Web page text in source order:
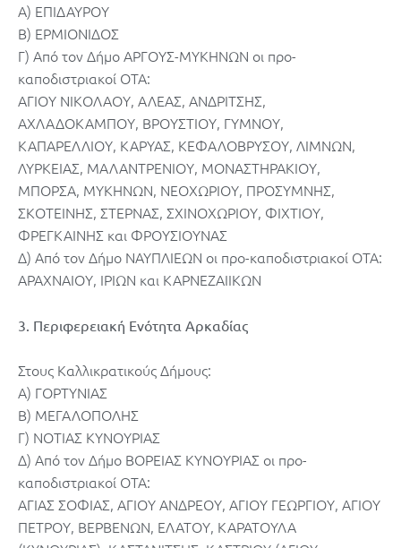
Α) ΕΠΙΔΑΥΡΟΥ
Β) ΕΡΜΙΟΝΙΔΟΣ
Γ) Από τον Δήμο ΑΡΓΟΥΣ-ΜΥΚΗΝΩΝ οι προ-
καποδιστριακοί ΟΤΑ:
ΑΓΙΟΥ ΝΙΚΟΛΑΟΥ, ΑΛΕΑΣ, ΑΝΔΡΙΤΣΗΣ,
ΑΧΛΑΔΟΚΑΜΠΟΥ, ΒΡΟΥΣΤΙΟΥ, ΓΥΜΝΟΥ,
ΚΑΠΑΡΕΛΛΙΟΥ, ΚΑΡΥΑΣ, ΚΕΦΑΛΟΒΡΥΣΟΥ, ΛΙΜΝΩΝ,
ΛΥΡΚΕΙΑΣ, ΜΑΛΑΝΤΡΕΝΙΟΥ, ΜΟΝΑΣΤΗΡΑΚΙΟΥ,
ΜΠΟΡΣΑ, ΜΥΚΗΝΩΝ, ΝΕΟΧΩΡΙΟΥ, ΠΡΟΣΥΜΝΗΣ,
ΣΚΟΤΕΙΝΗΣ, ΣΤΕΡΝΑΣ, ΣΧΙΝΟΧΩΡΙΟΥ, ΦΙΧΤΙΟΥ,
ΦΡΕΓΚΑΙΝΗΣ και ΦΡΟΥΣΙΟΥΝΑΣ
Δ) Από τον Δήμο ΝΑΥΠΛΙΕΩΝ οι προ-καποδιστριακοί ΟΤΑ:
ΑΡΑΧΝΑΙΟΥ, ΙΡΙΩΝ και ΚΑΡΝΕΖΑΙΙΚΩΝ
3. Περιφερειακή Ενότητα Αρκαδίας
Στους Καλλικρατικούς Δήμους:
A) ΓΟΡΤΥΝΙΑΣ
Β) ΜΕΓΑΛΟΠΟΛΗΣ
Γ) ΝΟΤΙΑΣ ΚΥΝΟΥΡΙΑΣ
Δ) Από τον Δήμο ΒΟΡΕΙΑΣ ΚΥΝΟΥΡΙΑΣ οι προ-
καποδιστριακοί ΟΤΑ:
ΑΓΙΑΣ ΣΟΦΙΑΣ, ΑΓΙΟΥ ΑΝΔΡΕΟΥ, ΑΓΙΟΥ ΓΕΩΡΓΙΟΥ, ΑΓΙΟΥ
ΠΕΤΡΟΥ, ΒΕΡΒΕΝΩΝ, ΕΛΑΤΟΥ, ΚΑΡΑΤΟΥΛΑ